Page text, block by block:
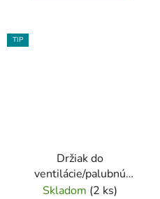
TIP
Držiak do
ventilácie/palubnú
dosku Forcell Regular
Skladom (2 ks)